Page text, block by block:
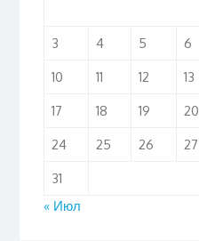
3
4 5 6
10
11 12 13
17
18 19 20
24
25 26 27
31
« Июл